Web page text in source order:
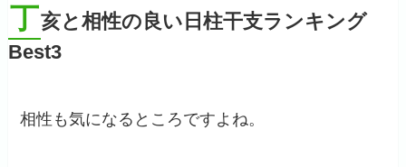
丁亥と相性の良い日柱干支ランキング
Best3
相性も気になるところですよね。